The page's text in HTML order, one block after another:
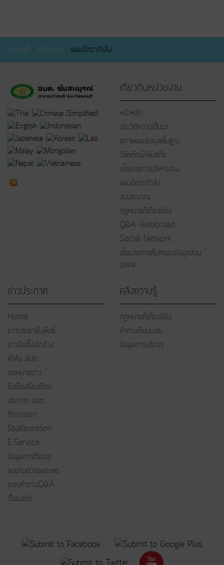
คุณอยู่ที่: หน้าแรก แผนอัตรากำลัง
เกี่ยวกับหน่วยงาน
หน้าหลัก
ประวัติความเป็นมา
สภาพและข้อมูลพื้นฐาน
วิสัยทัศน์/พันธกิจ
นโยบายการบริหารงาน
แผนอัตรากำลัง
งบประมาณ
กฎหมายที่เกี่ยวข้อง
Q&A Webbroad
Social Network
นโยบายการคุ้มครองข้อมูลส่วน
บุคคล
ข่าวประกาศ
Home
ข่าวประชาสัมพันธ์
ข่าวจัดซื้อจัดจ้าง
คำสั่ง อบต.
จดหมายข่าว
รับเรื่องร้องเรียน
ประกาศ อบต.
กิจการสภา
ร้องเรียนทุจริตฯ
E-Service
ข้อมูลการติดต่อ
ลงนามถวายพระพร
ตอบคำถามQ&A
เว็บบอร์ด
คลังความรู้
กฏหมายที่เกี่ยวข้อง
คำถามที่พบบ่อย
ข้อมูลการบริการ